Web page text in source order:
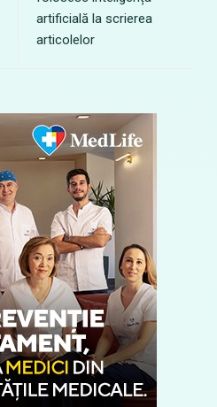
artificială la scrierea
articolelor